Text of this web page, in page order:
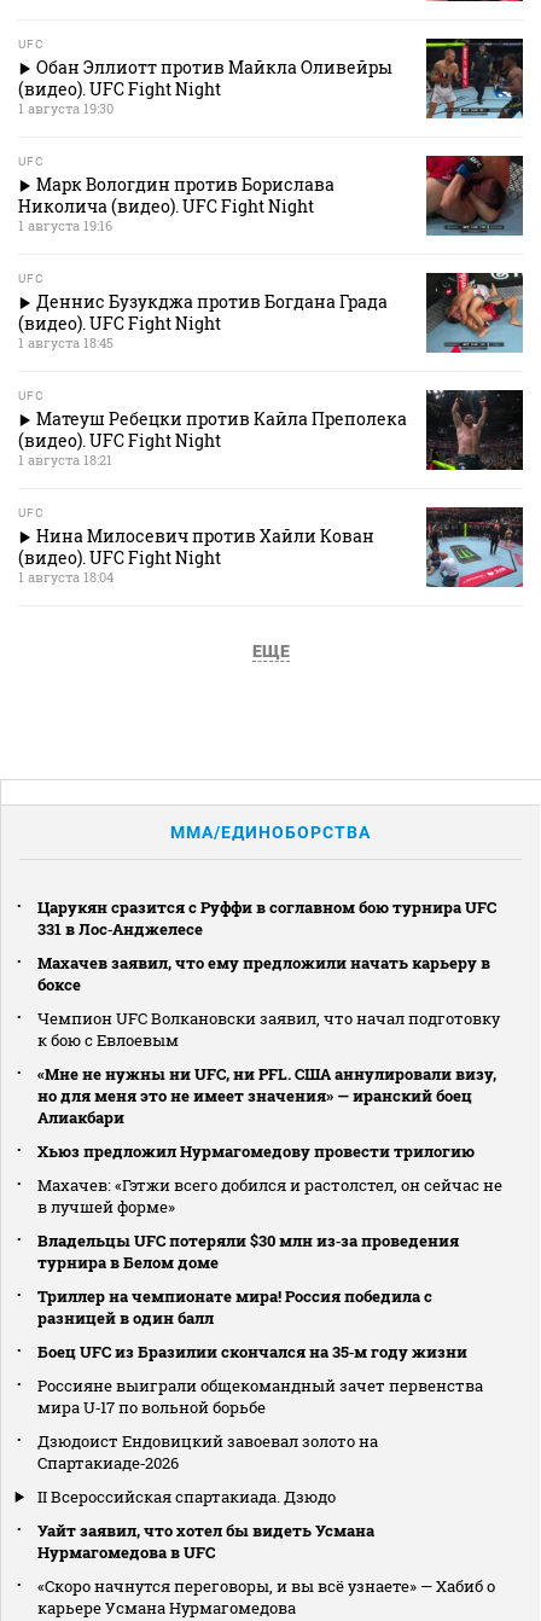
UFC
Обан Эллиотт против Майкла Оливейры
(видео). UFC Fight Night
1 августа 19:30
UFC
Марк Вологдин против Борислава
Николича (видео). UFC Fight Night
1 августа 19:16
UFC
Деннис Бузукджа против Богдана Града
(видео). UFC Fight Night
1 августа 18:45
UFC
Матеуш Ребецки против Кайла Преполека
(видео). UFC Fight Night
1 августа 18:21
UFC
Нина Милосевич против Хайли Кован
(видео). UFC Fight Night
1 августа 18:04
ЕЩЕ
MMA/ЕДИНОБОРСТВА
Царукян сразится с Руффи в соглавном бою турнира UFC
331 в Лос‑Анджелесе
Махачев заявил, что ему предложили начать карьеру в
боксе
Чемпион UFC Волкановски заявил, что начал подготовку
к бою с Евлоевым
«Мне не нужны ни UFC, ни PFL. США аннулировали визу,
но для меня это не имеет значения» — иранский боец
Алиакбари
Хьюз предложил Нурмагомедову провести трилогию
Махачев: «Гэтжи всего добился и растолстел, он сейчас не
в лучшей форме»
Владельцы UFC потеряли $30 млн из‑за проведения
турнира в Белом доме
Триллер на чемпионате мира! Россия победила с
разницей в один балл
Боец UFC из Бразилии скончался на 35‑м году жизни
Россияне выиграли общекомандный зачет первенства
мира U‑17 по вольной борьбе
Дзюдоист Ендовицкий завоевал золото на
Спартакиаде‑2026
II Всероссийская спартакиада. Дзюдо
Уайт заявил, что хотел бы видеть Усмана
Нурмагомедова в UFC
«Скоро начнутся переговоры, и вы всё узнаете» — Хабиб о
карьере Усмана Нурмагомедова